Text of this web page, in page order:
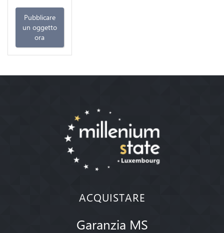
Pubblicare
un oggetto
ora
ACQUISTARE
Garanzia MS